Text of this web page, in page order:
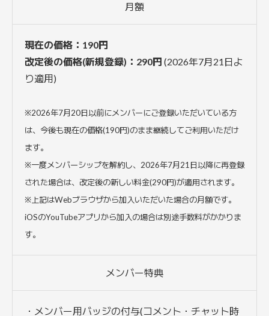
月額
現在の価格：190円
改定後の価格(新規登録)：290円 (2026年7月21日よ
り適用)
※2026年7月20日以前にメンバーにご登録いただいている方
は、今後も現在の価格(190円)のまま継続してご利用いただけ
ます。
※一度メンバーシップを解約し、2026年7月21日以降に再登録
された場合は、改定後の新しい料金(290円)が適用されます。
※上記はWebブラウザから加入いただいた場合の月額です。
iOSのYouTubeアプリから加入の場合は別途手数料がかかりま
す。
メンバー特典
・メンバー用バッジの付与(コメント・チャット時